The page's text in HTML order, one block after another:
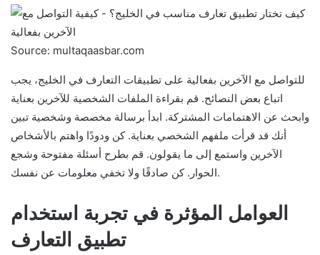
Source: multaqaasbar.com
للتواصل مع الآخرين بفعالية على تطبيقات التعارف في الخليج، يجب
اتباع بعض النصائح. قم بقراءة الملفات الشخصية للآخرين بعناية
وابحث عن الاهتمامات المشتركة. ابدأ برسالة مخصصة وشخصية تبين
أنك قد قرأت ملفهم الشخصي بعناية. كن ودودًا واهتم بالأشخاص
الآخرين واستمع إلى ما يقولون. قم بطرح أسئلة مفتوحة وشجع
الحوار. كن صادقًا ولا تخفي معلومات عن نفسك.
العوامل المؤثرة في تجربة استخدام
تطبيق التعارف